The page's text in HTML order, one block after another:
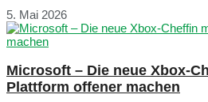
5. Mai 2026
Microsoft – Die neue Xbox-
Plattform offener machen